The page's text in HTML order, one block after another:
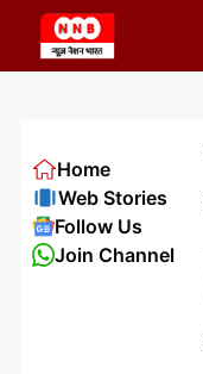
content
Home
Web Stories
Follow Us
Join Channel